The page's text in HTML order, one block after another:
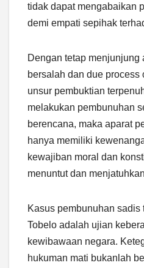
tidak dapat mengabaikan
demi empati sepihak
Dengan tetap menjunjung
bersalah dan due process
unsur pembuktian
melakukan pembunuhan
berencana, maka aparat
hanya memiliki
kewajiban moral dan
menuntut dan
Kasus pembunuhan
Tobelo adalah ujian
kewibawaan negara.
hukuman mati bukanlah